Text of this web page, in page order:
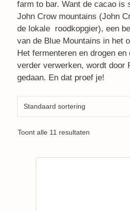
farm to bar. Want de cacao is
John Crow mountains (John
de lokale roodkopgier), een
van de Blue Mountains in het
Het fermenteren en drogen
verder verwerken, wordt door
gedaan. En dat proef je!
Toont alle 11 resultaten